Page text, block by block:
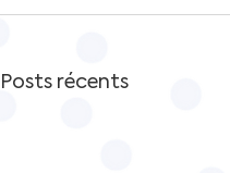
Posts récents